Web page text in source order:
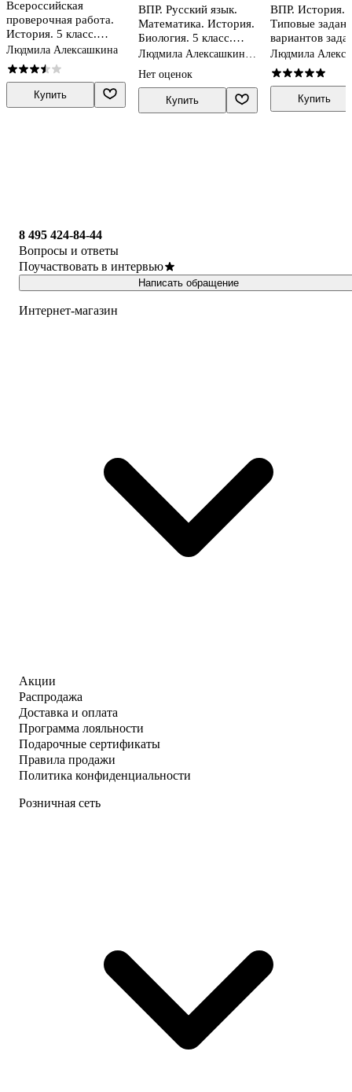
Всероссийская
проверочная работа.
История. 5 класс.
Типовые задания. 25
вариантов заданий.
ФГОС Новый
Людмила Алексашкина
Купить
ВПР. Русский язык.
Математика. История.
Биология. 5 класс.
Универсальный
Типовые задания. 24
варианта. Подробные
критерии оценивания.
Людмила Алексашкина,
Ященко
Нет оценок
Купить
ВПР. История.
Типовые
вариантов
Подробные
оценивания.
ФГОС НОВЫЙ
Людмила
Купить
8 495 424-84-44
Вопросы и ответы
Поучаствовать в интервью
Написать обращение
Интернет-магазин
Акции
Распродажа
Доставка и оплата
Программа лояльности
Подарочные сертификаты
Правила продажи
Политика конфиденциальности
Розничная сеть